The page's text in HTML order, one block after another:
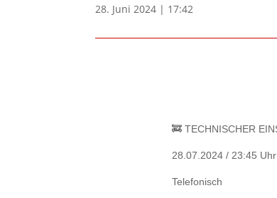
28. Juni 2024 | 17:42
🚒 TECHNISCHER
28.07.2024 / 23:45 Uhr
Telefonisch